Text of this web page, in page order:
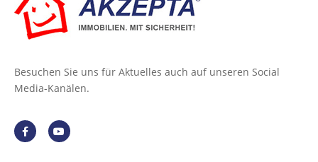
Besuchen Sie uns für Aktuelles auch auf unseren Social
Media-Kanälen.